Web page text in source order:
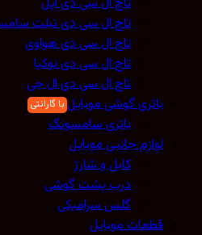
تاچ ال سی دی تبلت سامسونگ
تاچ ال سی دی هواوی
تاچ ال سی دی نوکیا
تاچ ال سی دی ال جی
باتری گوشی موبایل
باتری سامسونگ
لوازم جانبی موبایل
کابل و شارژ
درب پشت گوشی
گلس سرامیکی
قطعات موبایل